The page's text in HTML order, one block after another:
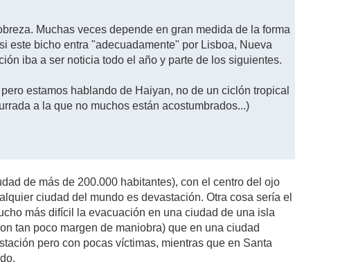
Muchas veces depende en gran medida de la forma
este bicho entra "adecuadamente" por Lisboa, Nueva
iba a ser noticia todo el año y parte de los siguientes.
estamos hablando de Haiyan, no de un ciclón tropical
a la que no muchos están acostumbrados...)
de más de 200.000 habitantes), con el centro del ojo
ciudad del mundo es devastación. Otra cosa sería el
más difícil la evacuación en una ciudad de una isla
tan poco margen de maniobra) que en una ciudad
pero con pocas víctimas, mientras que en Santa